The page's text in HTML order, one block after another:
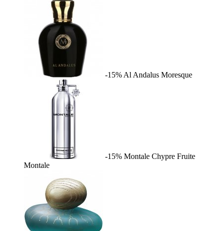
-15% Al Andalus Moresque
-15% Montale Chypre Fruite
Montale